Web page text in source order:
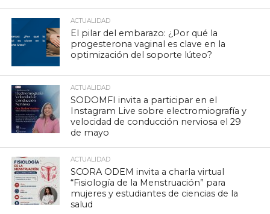
ACTUALIDAD
El pilar del embarazo: ¿Por qué la
progesterona vaginal es clave en la
optimización del soporte lúteo?
ACTUALIDAD
SODOMFI invita a participar en el
Instagram Live sobre electromiografía y
velocidad de conducción nerviosa el 29
de mayo
ACTUALIDAD
SCORA ODEM invita a charla virtual
“Fisiología de la Menstruación” para
mujeres y estudiantes de ciencias de la
salud